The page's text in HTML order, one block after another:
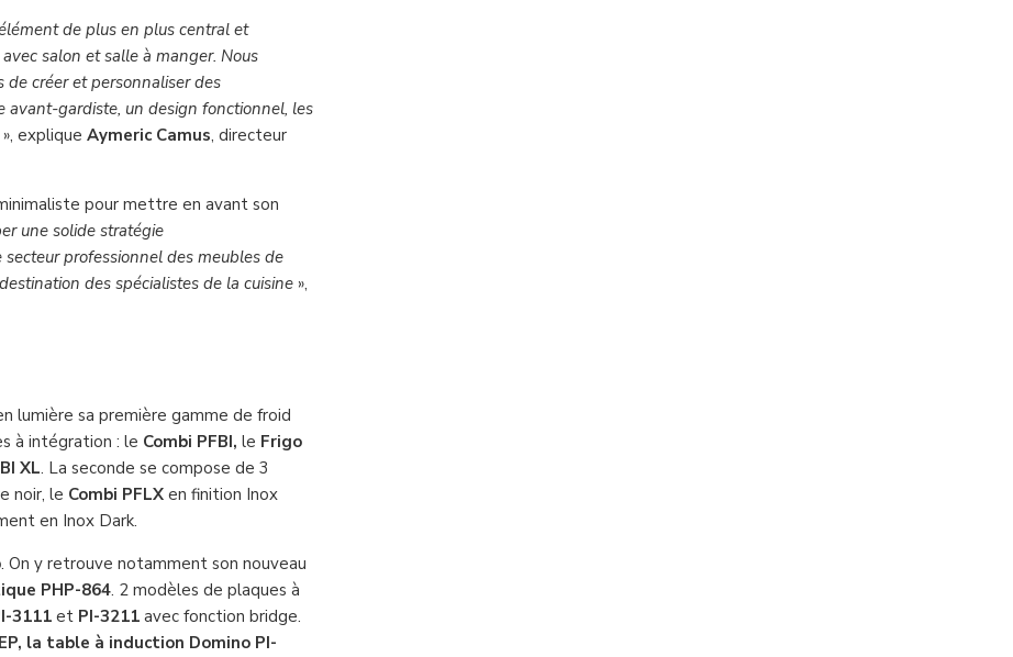
de plus en plus central et
salon et salle à manger. Nous
de créer et personnaliser des
avant-gardiste, un design fonctionnel, les
», explique Aymeric Camus, directeur
pour mettre en avant son
une solide stratégie
professionnel des meubles de
des spécialistes de la cuisine »,
lumière sa première gamme de froid
à intégration : le Combi PFBI, le Frigo
XL. La seconde se compose de 3
noir, le Combi PFLX en finition Inox
en Inox Dark.
. On y retrouve notamment son nouveau
PHP-864. 2 modèles de plaques à
3111 et PI-3211 avec fonction bridge.
, la table à induction Domino PI-